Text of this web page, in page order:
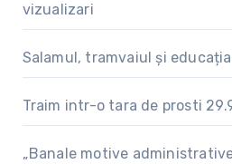
vizualizari
Salamul, tramvaiul și educația
Traim intr-o tara de prosti
„Banale motive